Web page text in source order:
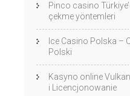
Pinco casino
çekme yöntemleri
Ice Casino Polska –
Polski
Kasyno online
i Licencjonowanie